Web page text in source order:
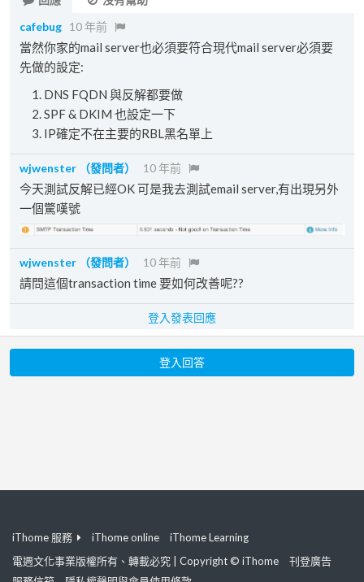
cafebug 10 年前
當然你家的mail server也必須要符合現代mail server必須要
先做的設定:
DNS FQDN 與反解都要做
SPF & DKIM 也設定一下
IP確定不在主要的RBL黑名單上
wjwenster （發問者） 10 年前
今天測試反解已經OK 可是我去測試email server,有出現另外
一個驚嘆號
wjwenster （發問者） 10 年前
請問這個transaction time 要如何改善呢??
登入發表回應
登入回答
iThome 服務 iThome online
iThome Learning
電週文化事業版權所有、轉載必究 | Copyright © iThome
刊登廣告